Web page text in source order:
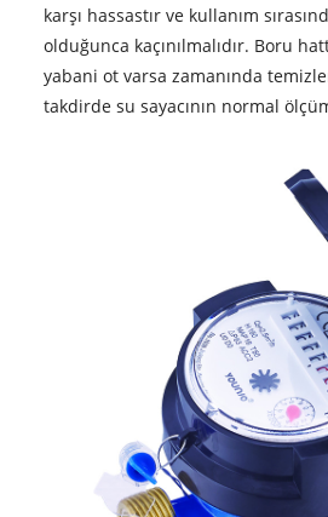
karşı hassastır ve kullanım
olduğunca kaçınılmalıdır. Boru
yabani ot varsa zamanında
takdirde su sayacının normal